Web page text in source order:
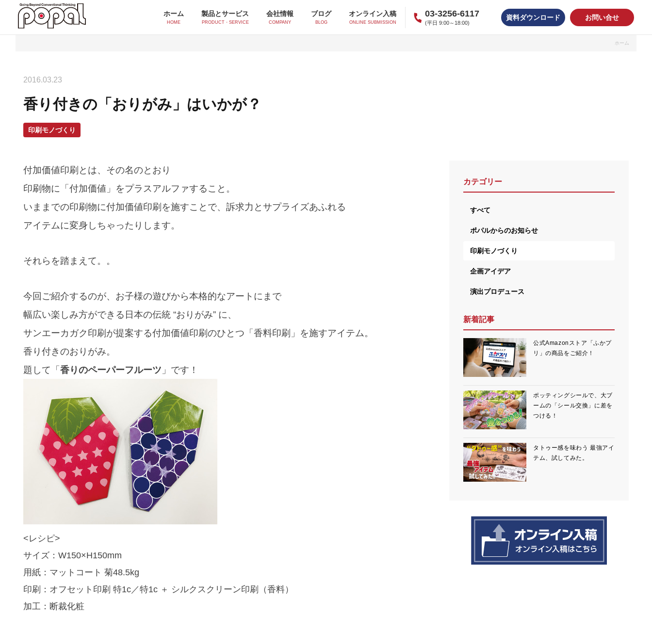
ホーム
HOME
製品とサービス
PRODUCT・SERVICE
ポッティングシール オフセットシール
水転写印刷
水透かし印刷 アクアフィック印刷
感紫外線印刷(フォトクロミック) スクラッチ印刷 発泡印刷 リフレクト印刷
レンチキュラー印刷
オフセット印刷 オンデマンド印刷(POD) 後加工・特殊な加工
クリエイティブ・店頭演出
ノベルティ・商品開発
会社情報
COMPANY
ブログ
BLOG
オンライン入稿
ONLINE SUBMISSION
03-3256-6117
(平日 9:00～18:00)
資料ダウンロード お問い合せ
ホーム
2016.03.23
香り付きの「おりがみ」はいかが？
印刷モノづくり
付加価値印刷とは、その名のとおり
印刷物に「付加価値」をプラスアルファすること。
いままでの印刷物に付加価値印刷を施すことで、訴求力とサプライズあふれる
アイテムに変身しちゃったりします。
それらを踏まえて。。
今回ご紹介するのが、お子様の遊びから本格的なアートにまで
幅広い楽しみ方ができる日本の伝統 “おりがみ” に、
サンエーカガク印刷が提案する付加価値印刷のひとつ「香料印刷」を施すアイテム。
香り付きのおりがみ。
題して 「香りのペーパーフルーツ 」です！
<レシピ>
サイズ：W150×H150mm
用紙：マットコート 菊48.5kg
印刷：オフセット印刷 特1c／特1c ＋ シルクスクリーン印刷（香料）
加工：断裁化粧
カテゴリー
すべて
ポパルからのお知らせ
印刷モノづくり
企画アイデア
演出プロデュース
新着記事
公式Amazonストア「ふかプ
リ」の商品をご紹介！
ポッティングシールで、大ブ
ームの「シール交換」に差を
つける！
タトゥー感を味わう 最強アイ
テム、試してみた。